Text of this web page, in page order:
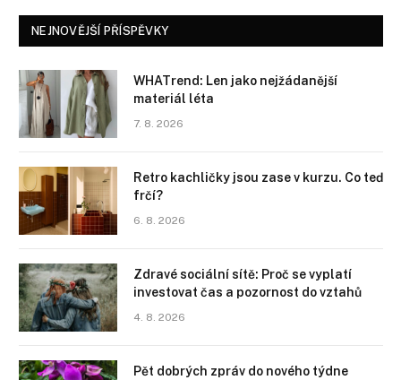
NEJNOVĚJŠÍ PŘÍSPĚVKY
WHATrend: Len jako nejžádanější
materiál léta
7. 8. 2026
Retro kachličky jsou zase v kurzu. Co teď
frčí?
6. 8. 2026
Zdravé sociální sítě: Proč se vyplatí
investovat čas a pozornost do vztahů
4. 8. 2026
Pět dobrých zpráv do nového týdne